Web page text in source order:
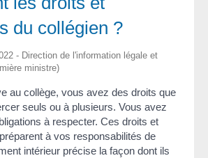
du collégien ?
- Direction de l'information légale et
ministre)
au collège, vous avez des droits que
seuls ou à plusieurs. Vous avez
à respecter. Ces droits et
à vos responsabilités de
intérieur précise la façon dont ils